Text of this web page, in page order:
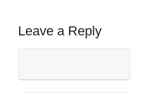
Leave a Reply